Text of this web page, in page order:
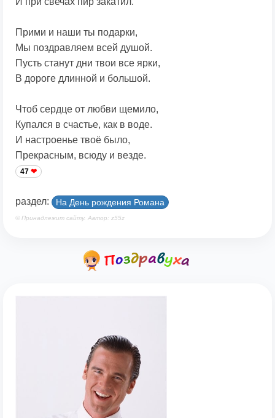
Прими и наши ты подарки,
Мы поздравляем всей душой.
Пусть станут дни твои все ярки,
В дороге длинной и большой.
Чтоб сердце от любви щемило,
Купался в счастье, как в воде.
И настроенье твоё было,
Прекрасным, всюду и везде.
47
раздел: На День рождения Романа
© Принадлежит сайту. Автор: z55z